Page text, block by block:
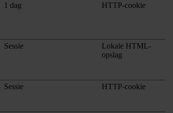
1 dag HTTP-cookie
Sessie
Lokale HTML-
opslag
Sessie HTTP-cookie